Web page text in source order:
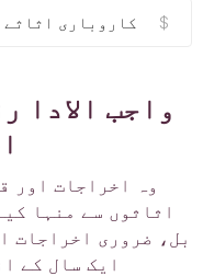
$
واجب الادا
وہ اخراجات اور
اثاثوں سے منہا
بل، ضروری اخراجات
ایک سال کے